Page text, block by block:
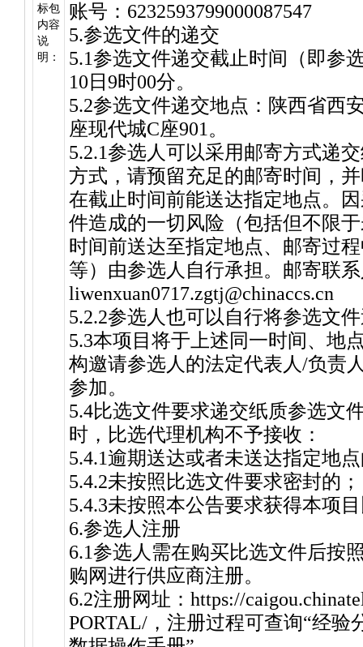
标包
内容
说
明：
账号：6232593799000087547
5.参选文件的递交
5.1参选文件递交截止时间（即参
10日9时00分。
5.2参选文件递交地点：陕西省西
座现代城C座901。
5.2.1参选人可以采用邮寄方式递
方式，请预留充足的邮寄时间，
在截止时间前能送达指定地点。
件造成的一切风险（包括但不限
时间前送达至指定地点、邮寄过
等）由参选人自行承担。邮寄联
liwenxuan0717.zgtj@chinaccs.cn
5.2.2参选人也可以自行将参选文
5.3本项目将于上述同一时间、地
构邀请参选人的法定代表人/负责
参加。
5.4比选文件要求递交纸质参选文
时，比选代理机构不予接收：
5.4.1逾期送达或者未送达指定地
5.4.2未按照比选文件要求密封的；
5.4.3未按照本公告要求获得本项
6.参选人注册
6.1参选人需在购买比选文件后按
购网进行供应商注册。
6.2注册网址：https://
PORTAL/，注册过程可查询“经验